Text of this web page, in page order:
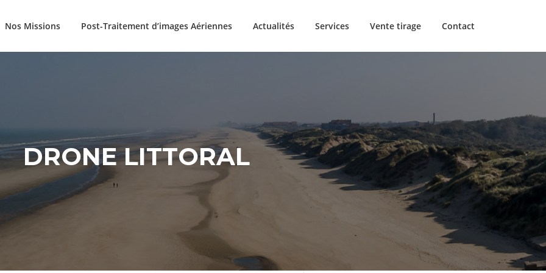
Nos Missions Post-Traitement d’images Aériennes Actualités Services Vente tirage Contact
DRONE LITTORAL